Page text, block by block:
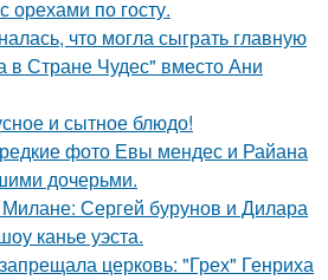
орехами по госту.
что могла сыграть главную
в Стране Чудес" вместо Ани
и сытное блюдо!
фото Евы мендес и Райана
дочерьми.
Сергей бурунов и Дилара
канье уэста.
церковь: "Грех" Генриха